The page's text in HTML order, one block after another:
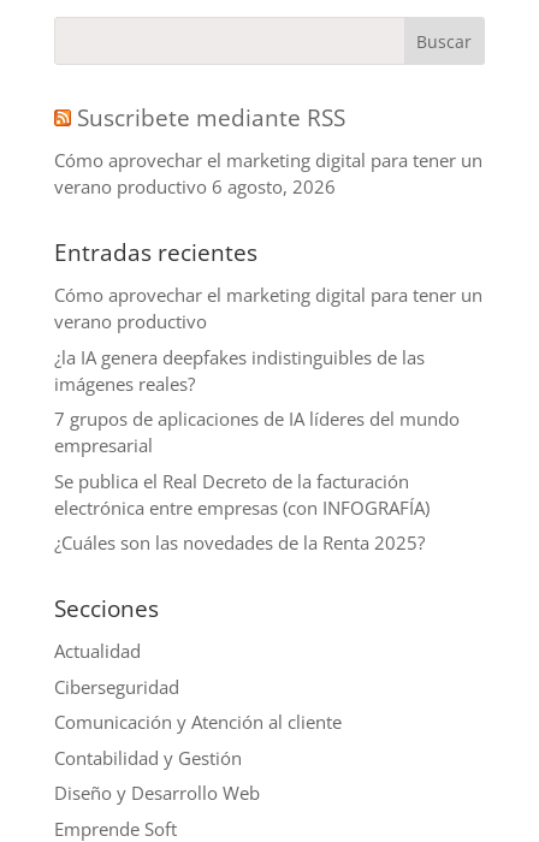
Suscribete mediante RSS
Cómo aprovechar el marketing digital para tener un
verano productivo 6 agosto, 2026
Entradas recientes
Cómo aprovechar el marketing digital para tener un
verano productivo
¿la IA genera deepfakes indistinguibles de las
imágenes reales?
7 grupos de aplicaciones de IA líderes del mundo
empresarial
Se publica el Real Decreto de la facturación
electrónica entre empresas (con INFOGRAFÍA)
¿Cuáles son las novedades de la Renta 2025?
Secciones
Actualidad
Ciberseguridad
Comunicación y Atención al cliente
Contabilidad y Gestión
Diseño y Desarrollo Web
Emprende Soft